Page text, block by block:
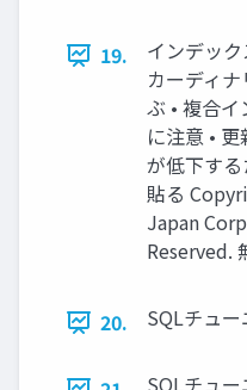
19.
インデッ
カーディ
ぶ • 複合
に注意 •
が低下す
貼る
Japan
Reserved.
20. SQLチュ